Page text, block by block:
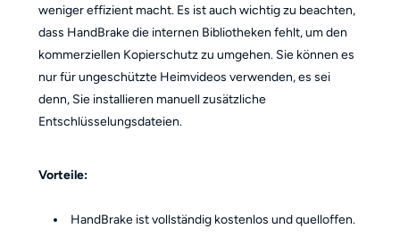
weniger effizient macht. Es ist auch wichtig zu beachten,
dass HandBrake die internen Bibliotheken fehlt, um den
kommerziellen Kopierschutz zu umgehen. Sie können es
nur für ungeschützte Heimvideos verwenden, es sei
denn, Sie installieren manuell zusätzliche
Entschlüsselungsdateien.
Vorteile:
HandBrake ist vollständig kostenlos und quelloffen.